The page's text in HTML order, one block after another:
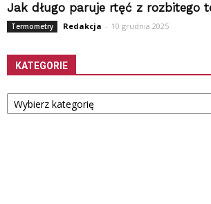
Jak długo paruje rtęć z rozbitego
Termometry Redakcja - 10 grudnia 2025
KATEGORIE
Kategorie